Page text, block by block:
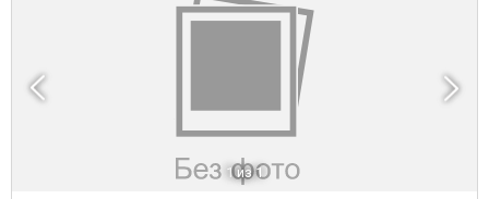
1 из 1